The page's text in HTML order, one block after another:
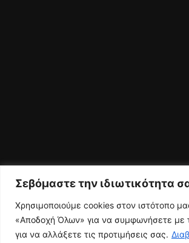
Σεβόμαστε την ιδιωτικότητα
Χρησιμοποιούμε cookies στον ιστότοπο
«Αποδοχή Όλων» για να συμφωνήσετε με
για να αλλάξετε τις προτιμήσεις σας.
© 2026 Ευρυτανικός Παλμός